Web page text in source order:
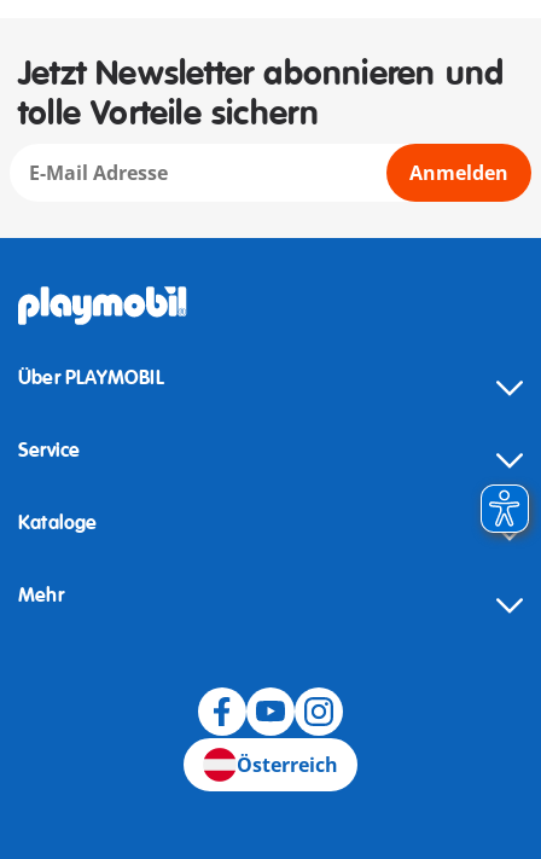
Jetzt Newsletter abonnieren und
tolle Vorteile sichern
Anmelden
Über PLAYMOBIL
Service
Kataloge
Mehr
Österreich